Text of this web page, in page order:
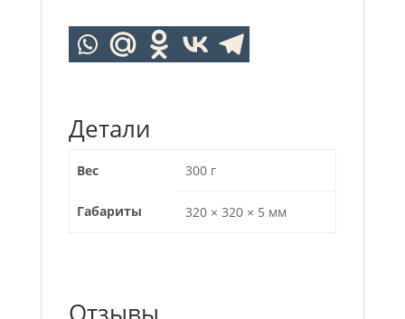
Детали
Вес 300 г
Габариты 320 × 320 × 5 мм